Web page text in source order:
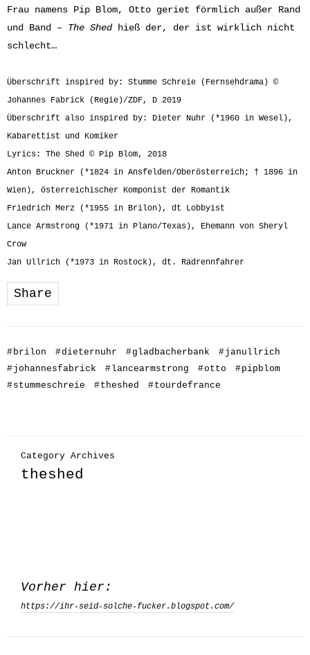
Frau namens Pip Blom, Otto geriet förmlich außer Rand
und Band – The Shedhieß der, der ist wirklich nicht
schlecht…
Überschrift inspired by: Stumme Schreie (Fernsehdrama) ©
Johannes Fabrick (Regie)/ZDF, D 2019
Überschrift also inspired by: Dieter Nuhr (*1960 in Wesel),
Kabarettist und Komiker
Lyrics: The Shed © Pip Blom, 2018
Anton Bruckner (*1824 in Ansfelden/Oberösterreich; † 1896 in
Wien), österreichischer Komponist der Romantik
Friedrich Merz (*1955 in Brilon), dt Lobbyist
Lance Armstrong (*1971 in Plano/Texas), Ehemann von Sheryl
Crow
Jan Ullrich (*1973 in Rostock), dt. Radrennfahrer
Share
# brilon #dieternuhr #gladbacherbank #janullrich
#johannesfabrick #lancearmstrong #otto #pipblom
#stummeschreie #theshed #tourdefrance
Category Archives
theshed
Vorher hier:
https://ihr-seid-solche-fucker.blogspot.com/